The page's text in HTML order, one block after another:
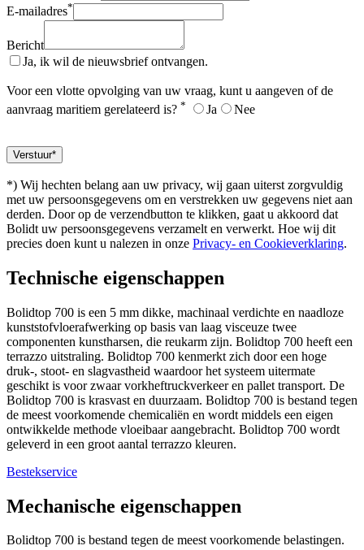
E-mailadres*
Bericht
Ja, ik wil de nieuwsbrief ontvangen.
Voor een vlotte opvolging van uw vraag, kunt u aangeven of de
aanvraag maritiem gerelateerd is? * Ja Nee
*) Wij hechten belang aan uw privacy, wij gaan uiterst zorgvuldig
met uw persoonsgegevens om en verstrekken uw gegevens niet aan
derden. Door op de verzendbutton te klikken, gaat u akkoord dat
Bolidt uw persoonsgegevens verzamelt en verwerkt. Hoe wij dit
precies doen kunt u nalezen in onze Privacy- en Cookieverklaring.
Technische eigenschappen
Bolidtop 700 is een 5 mm dikke, machinaal verdichte en naadloze
kunststofvloerafwerking op basis van laag visceuze twee
componenten kunstharsen, die reukarm zijn. Bolidtop 700 heeft een
terrazzo uitstraling. Bolidtop 700 kenmerkt zich door een hoge
druk-, stoot- en slagvastheid waardoor het systeem uitermate
geschikt is voor zwaar vorkheftruckverkeer en pallet transport. De
Bolidtop 700 is krasvast en duurzaam. Bolidtop 700 is bestand tegen
de meest voorkomende chemicaliën en wordt middels een eigen
ontwikkelde methode vloeibaar aangebracht. Bolidtop 700 wordt
geleverd in een groot aantal terrazzo kleuren.
Bestekservice
Mechanische eigenschappen
Bolidtop 700 is bestand tegen de meest voorkomende belastingen.